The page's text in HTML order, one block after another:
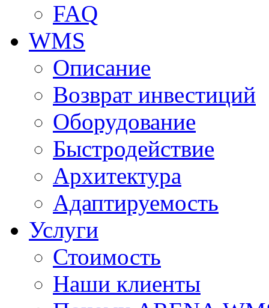
FAQ
WMS
Описание
Возврат инвестиций
Оборудование
Быстродействие
Архитектура
Адаптируемость
Услуги
Стоимость
Наши клиенты